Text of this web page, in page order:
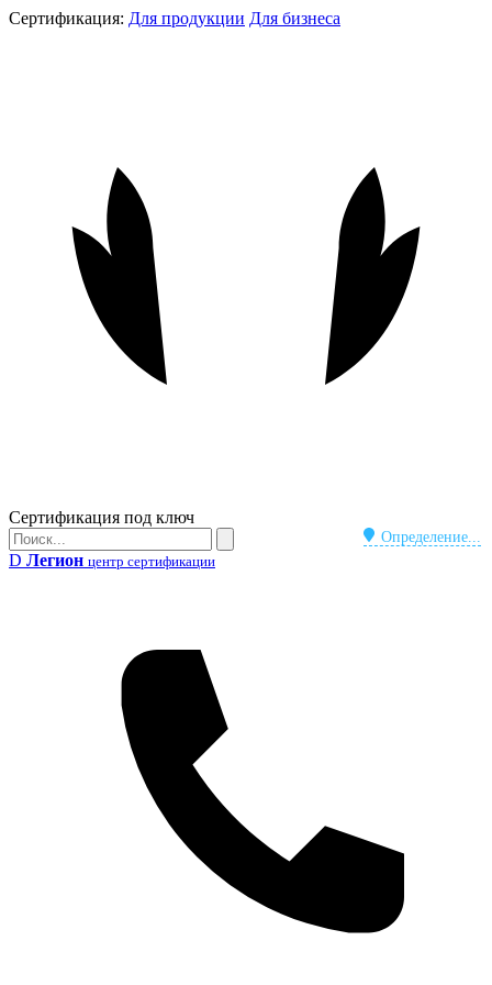
Сертификация: Для продукции Для бизнеса
Бейдж
Сертификация под ключ
Определение...
Поиск
Поиск
D Легион центр сертификации